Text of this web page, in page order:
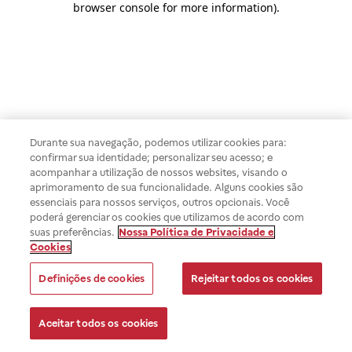
browser console for more information).
Durante sua navegação, podemos utilizar cookies para:
confirmar sua identidade; personalizar seu acesso; e
acompanhar a utilização de nossos websites, visando o
aprimoramento de sua funcionalidade. Alguns cookies são
essenciais para nossos serviços, outros opcionais. Você
poderá gerenciar os cookies que utilizamos de acordo com
suas preferências. Nossa Política de Privacidade e
Cookies
Definições de cookies Rejeitar todos os cookies
Aceitar todos os cookies